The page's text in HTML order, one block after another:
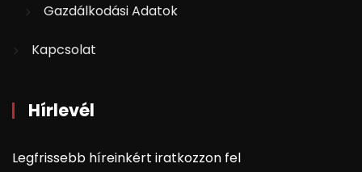
Gazdálkodási Adatok
Kapcsolat
Hírlevél
Legfrissebb híreinkért iratkozzon fel